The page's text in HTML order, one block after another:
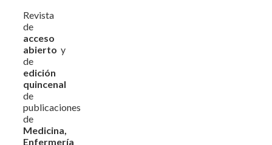
Revista
de
acceso
abierto y
de
edición
quincenal
de
publicaciones
de
Medicina,
Enfermería